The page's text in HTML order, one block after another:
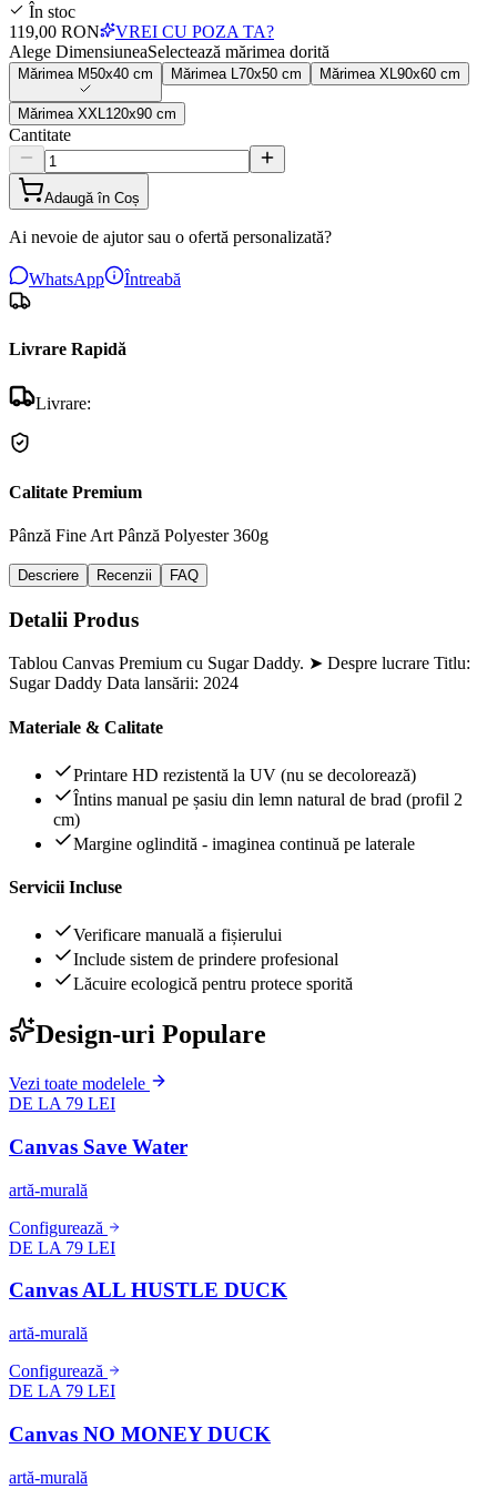
În stoc
119,00 RON
VREI CU POZA TA?
Alege DimensiuneaSelectează mărimea dorită
Mărimea M50x40 cm Mărimea 70x50 cm Mărimea XL 90x60 cm
Mărimea XXL 120x90 cm
Cantitate
Adaugă în Coș
Ai nevoie de ajutor sau o ofertă personalizată?
WhatsApp Întreabă
Livrare Rapidă
Livrare:
Calitate Premium
Pânză Fine Art Pânză Polyester 360g
Descriere Recenzii FAQ
Detalii Produs
Tablou Canvas Premium cu Sugar Daddy. ➤ Despre lucrare Titlu:
Sugar Daddy Data lansării: 2024
Materiale & Calitate
Printare HD rezistentă la UV (nu se decolorează)
Întins manual pe șasiu din lemn natural de brad (profil 2
cm)
Margine oglindită - imaginea continuă pe laterale
Servicii Incluse
Verificare manuală a fișierului
Include sistem de prindere profesional
Lăcuire ecologică pentru protece sporită
Design-uri Populare
Vezi toate modelele
DE LA 79 LEI
Canvas Save Water
artă-murală
Configurează
DE LA 79 LEI
Canvas ALL HUSTLE DUCK
artă-murală
Configurează
DE LA 79 LEI
Canvas NO MONEY DUCK
artă-murală